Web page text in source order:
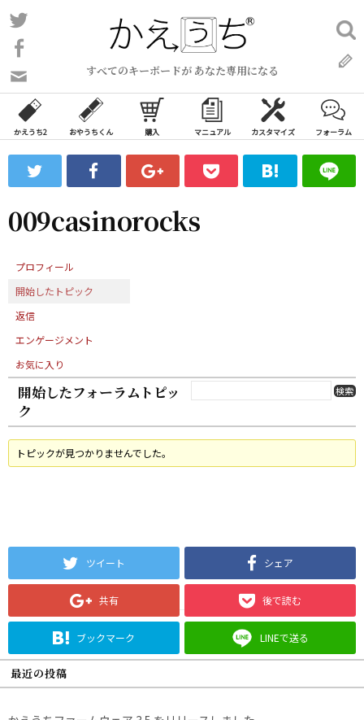
コ
ン
ン
ツ
ス
ッ
すべてのキーボードが あなた専用になる
い
合
わ
フ
ォ
ム
検
索:
かえうち2 おやうちくん 購入 マニュアル カスタマイズ フォーラム
009casinorocks
プロフィール
開始したトピック
返信
エンゲージメント
お気に入り
開始したフォーラムトピッ
ク
トピックが見つかりませんでした。
ツイート シェア
共有 後で読む
ブックマーク LINEで送る
最近の投稿